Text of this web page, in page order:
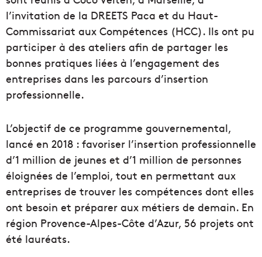
l’invitation de la DREETS Paca et du Haut-
Commissariat aux Compétences (HCC). Ils ont pu
participer à des ateliers afin de partager les
bonnes pratiques liées à l’engagement des
entreprises dans les parcours d’insertion
professionnelle.
L’objectif de ce programme gouvernemental,
lancé en 2018 : favoriser l’insertion professionnelle
d’1 million de jeunes et d’1 million de personnes
éloignées de l’emploi, tout en permettant aux
entreprises de trouver les compétences dont elles
ont besoin et préparer aux métiers de demain. En
région Provence-Alpes-Côte d’Azur, 56 projets ont
été lauréats.